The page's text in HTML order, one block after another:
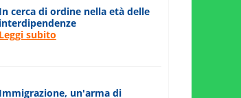
In cerca di ordine nella età delle
interdipendenze
Leggi subito
Immigrazione, un'arma di